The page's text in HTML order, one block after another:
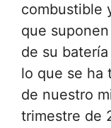
combustible
que
de su
lo que se ha
de nuestro
trimestre de